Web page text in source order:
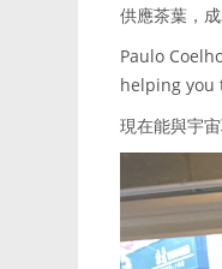
供應茶葉，
Paulo
helping you
現在能與宇